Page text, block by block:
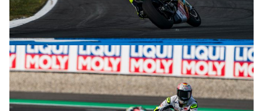
© M. Tormo & P. Diaz